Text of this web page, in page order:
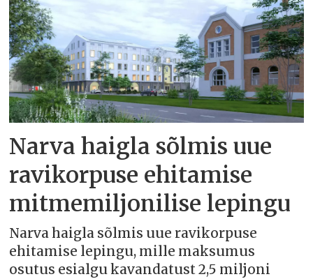
Narva haigla sõlmis uue
ravikorpuse ehitamise
mitmemiljonilise lepingu
Narva haigla sõlmis uue ravikorpuse
ehitamise lepingu, mille maksumus
osutus esialgu kavandatust 2,5 miljoni